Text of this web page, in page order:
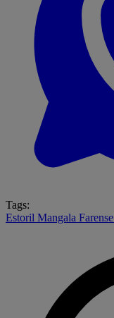
Tags:
Estoril Mangala Farense